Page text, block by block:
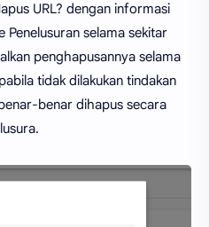
URL? dengan informasi
Penelusuran selama sekitar
penghapusannya selama
tidak dilakukan tindakan
benar dihapus secara